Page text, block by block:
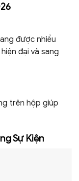
được nhiều
đại và sang
trên hộp giúp
Sự Kiện